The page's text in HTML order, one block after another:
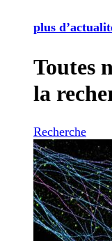
plus
Toutes
la
Recherche